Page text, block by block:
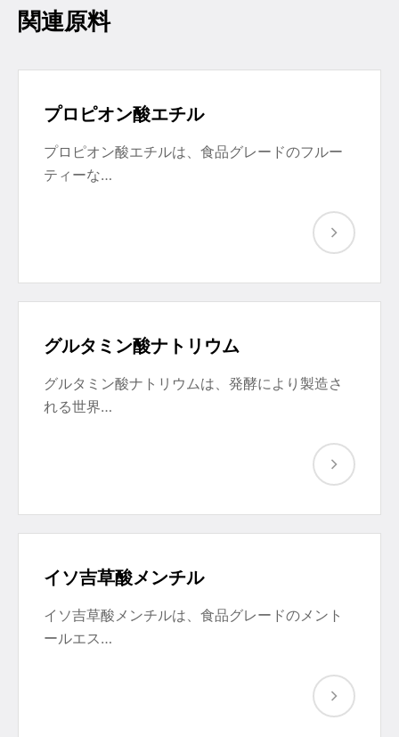
関連原料
プロピオン酸エチル
プロピオン酸エチルは、食品グレードのフルー
ティーな…
グルタミン酸ナトリウム
グルタミン酸ナトリウムは、発酵により製造さ
れる世界…
イソ吉草酸メンチル
イソ吉草酸メンチルは、食品グレードのメント
ールエス…